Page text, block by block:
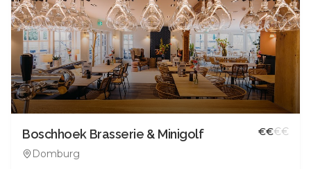
Boschhoek Brasserie & Minigolf
Domburg
€€€€